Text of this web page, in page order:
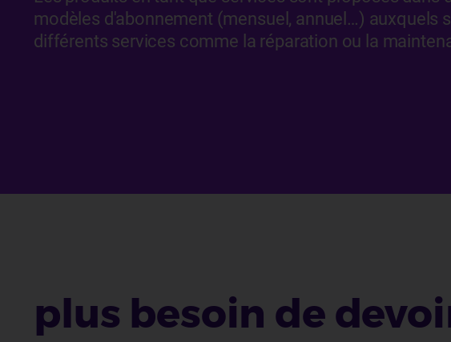
modèles d'abonnement (mensuel, annuel…) auxquels
différents services comme la réparation ou la
plus besoin de